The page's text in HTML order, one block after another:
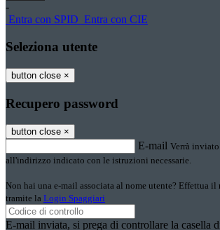
-
Entra con SPID Entra con CIE
Seleziona utente
button close ×
Recupero password
button close ×
E-mail Verrà
all'indirizzo indicato con le istruzioni necessarie.
Non hai una e-mail associata al nome utente? Effettua il
tramite la Login Spaggiari
E-mail inviata, si prega di controllare la casella